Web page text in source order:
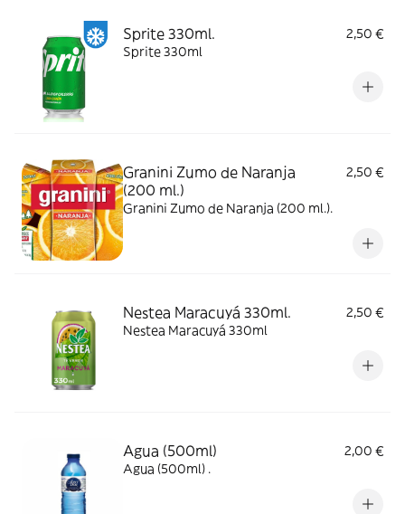
Sprite 330ml.
2,50 €
Sprite 330ml
Granini Zumo de Naranja
(200 ml.)
2,50 €
Granini Zumo de Naranja (200 ml.).
Nestea Maracuyá 330ml.
2,50 €
Nestea Maracuyá 330ml
Agua (500ml)
2,00 €
Agua (500ml) .